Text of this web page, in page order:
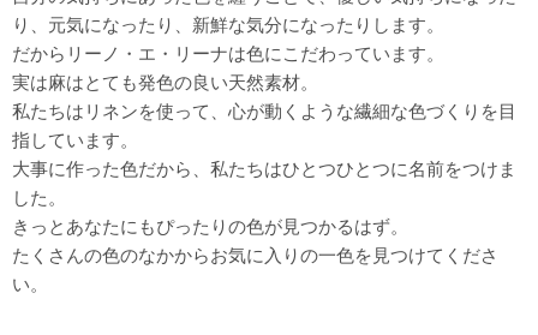
り、元気になったり、新鮮な気分になったりします。
だからリーノ・エ・リーナは色にこだわっています。
実は麻はとても発色の良い天然素材。
私たちはリネンを使って、心が動くような繊細な色づくりを目
指しています。
大事に作った色だから、私たちはひとつひとつに名前をつけま
した。
きっとあなたにもぴったりの色が見つかるはず。
たくさんの色のなかからお気に入りの一色を見つけてくださ
い。